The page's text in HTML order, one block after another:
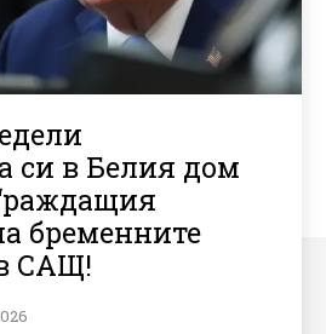
си в Белия дом
бременните
САЩ!